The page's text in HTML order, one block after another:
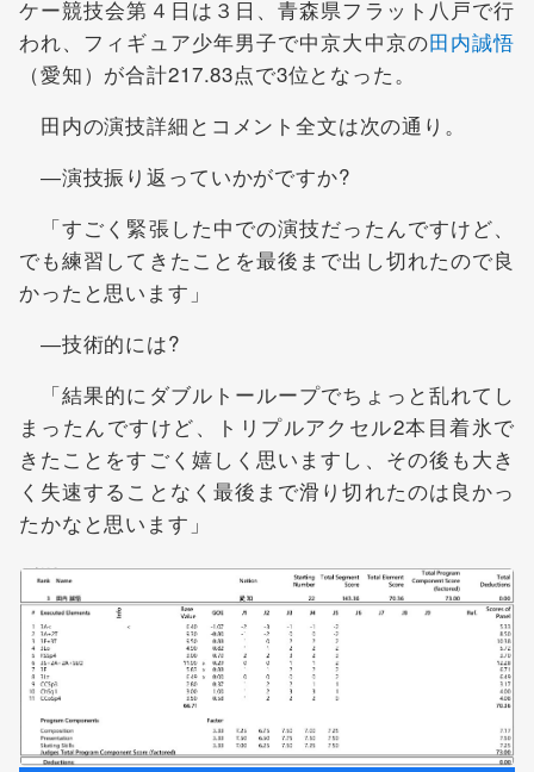
ケー競技会第４日は３日、青森県フラット八戸で行
われ、フィギュア少年男子で中京大中京の田内誠悟
（愛知）が合計217.83点で3位となった。
田内の演技詳細とコメント全文は次の通り。
―演技振り返っていかがですか?
「すごく緊張した中での演技だったんですけど、
でも練習してきたことを最後まで出し切れたので良
かったと思います」
―技術的には?
「結果的にダブルトーループでちょっと乱れてし
まったんですけど、トリプルアクセル2本目着氷で
きたことをすごく嬉しく思いますし、その後も大き
く失速することなく最後まで滑り切れたのは良かっ
たかなと思います」